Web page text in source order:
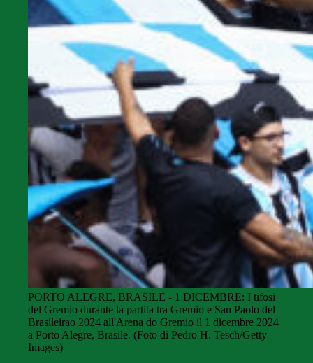
PORTO ALEGRE, BRASILE - 1 DICEMBRE: I tifosi
del Gremio durante la partita tra Gremio e San Paolo del
Brasileirao 2024 all'Arena do Gremio il 1 dicembre 2024
a Porto Alegre, Brasile. (Foto di Pedro H. Tesch/Getty
Images)